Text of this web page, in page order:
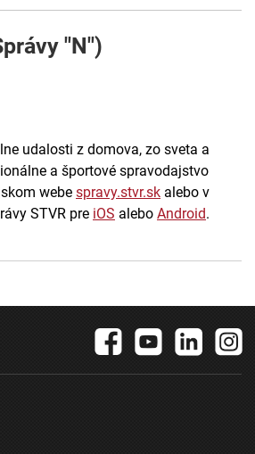
"N")
udalosti z domova, zo sveta a
a športové spravodajstvo
webe spravy.stvr.sk alebo v
STVR pre iOS alebo Android.